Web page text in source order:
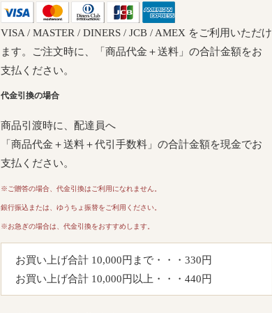
VISA / MASTER / DINERS / JCB / AMEX をご利用いただけ
ます。ご注文時に、「商品代金＋送料」の合計金額をお
支払ください。
代金引換の場合
商品引渡時に、配達員へ
「商品代金＋送料＋代引手数料」の合計金額を現金でお
支払ください。
※ご贈答の場合、代金引換はご利用になれません。
銀行振込または、ゆうちょ振替をご利用ください。
※お急ぎの場合は、代金引換をおすすめします。
お買い上げ合計 10,000円まで・・・330円
お買い上げ合計 10,000円以上・・・440円